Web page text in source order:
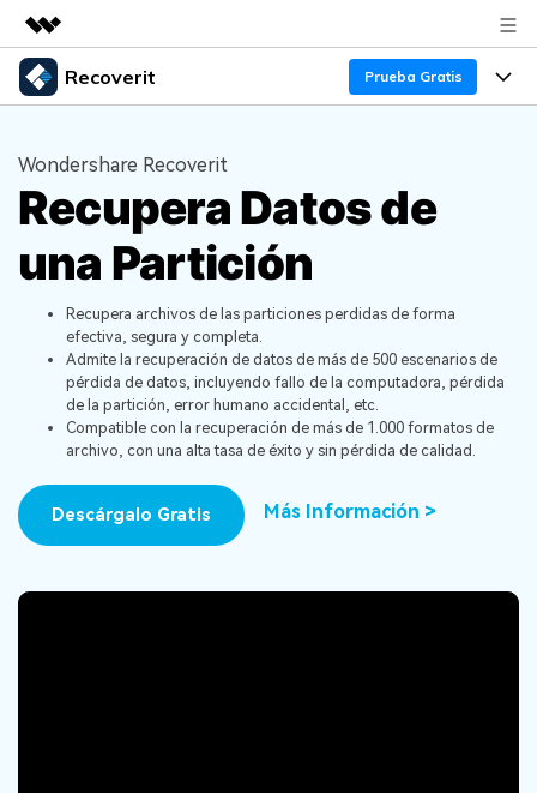
Productos destacados
Utilidades
Soluciones
Quiénes somos
Sala de prensa
Tienda
Soporte
Recoverit Prueba Gratis
Recoverit para Windows
Líder en recuperación para Windows
Pruébalo Gratis
Recoverit para Mac
Recupera datos ilimitados del sistema Mac
Pruébalo Gratis
Funciones
Recuperar de Unidades
Recuperar Medios Borrados
Soluciones de Recuperación Exclusivas Nuevo
Recuperar Documentos
VER TODAS LAS FUNCIONES
Recursos
Por qué Recoverit
Experto en Recuperación de Datos
Historias de Clientes
Temas Destacados
DESCARGAR Sign In
search
Wondershare Recoverit
Recupera Datos de
una Partición
Recupera archivos de las particiones perdidas de forma
efectiva, segura y completa.
Admite la recuperación de datos de más de 500 escenarios de
pérdida de datos, incluyendo fallo de la computadora, pérdida
de la partición, error humano accidental, etc.󠀲󠀡󠀩󠀣󠀡󠀨󠀣󠀠󠀧
Compatible con la recuperación de más de 1.000 formatos de
archivo, con una alta tasa de éxito y sin pérdida de calidad.
Descárgalo Gratis Más Información >